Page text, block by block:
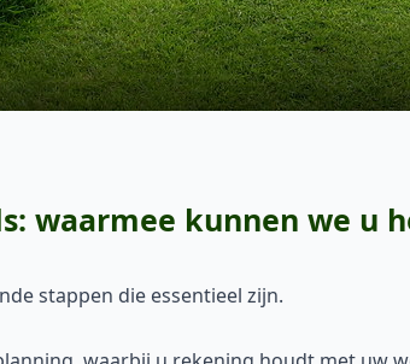
waarmee kunnen we u
stappen die essentieel zijn.